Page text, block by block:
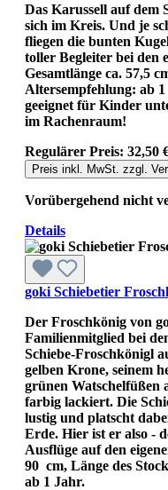
Das Karussell auf dem
sich im Kreis. Und je
fliegen die bunten
toller Begleiter bei den
Gesamtlänge ca. 57,5
Altersempfehlung:
geeignet für Kinder
im Rachenraum!
Regulärer Preis: 32,50
Preis inkl. MwSt. zzgl.
Vorübergehend nicht
Details
goki Schiebetier
Der Froschkönig von
Familienmitglied bei
Schiebe-Froschkönigl
gelben Krone, seinem
grünen Watschelfüßen
farbig lackiert. Die
lustig und platscht
Erde. Hier ist er also -
Ausflüge auf den
90 cm, Länge des
ab 1 Jahr.